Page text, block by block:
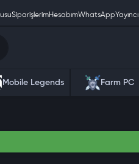
SiparişlerimHesabımWhatsApp
Mobile Legends Farm PC